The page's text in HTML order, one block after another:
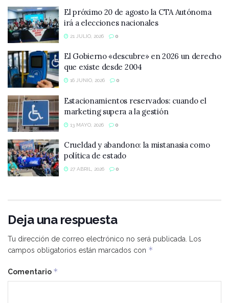
El próximo 20 de agosto la CTA Autónoma
irá a elecciones nacionales
21 JULIO, 2026 0
El Gobierno «descubre» en 2026 un derecho
que existe desde 2004
16 JUNIO, 2026 0
Estacionamientos reservados: cuando el
marketing supera a la gestión
13 MAYO, 2026 0
Crueldad y abandono: la mistanasia como
política de estado
27 ABRIL, 2026 0
Deja una respuesta
Tu dirección de correo electrónico no será publicada.
Los
campos obligatorios están marcados con *
Comentario *